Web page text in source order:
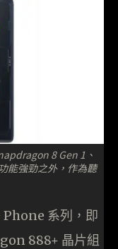
8 Gen 1、
能強勁之外，作為聽
Phone 系列，即
888+ 晶片組